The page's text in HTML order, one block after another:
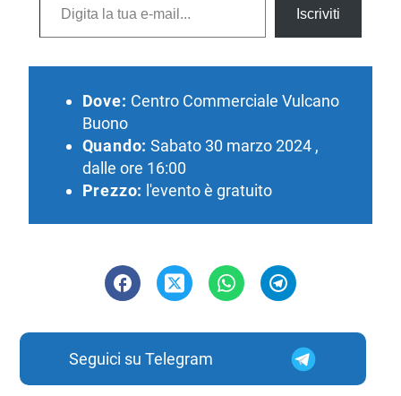
Iscriviti
Dove: Centro Commerciale Vulcano
Buono
Quando: Sabato 30 marzo 2024 ,
dalle ore 16:00
Prezzo: l'evento è gratuito
Seguici su Telegram